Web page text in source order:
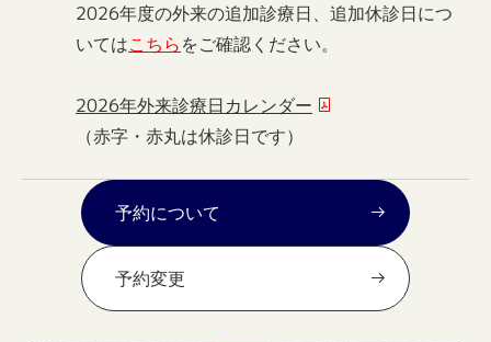
2026年度の外来の追加診療日、追加休診日につ
いてはこちらをご確認ください。
2026年外来診療日カレンダー
（赤字・赤丸は休診日です）
予約について
予約変更